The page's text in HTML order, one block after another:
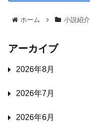
ホーム 小説紹介
アーカイブ
2026年8月
2026年7月
2026年6月